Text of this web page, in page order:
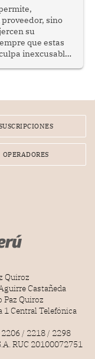
sino
su
que estas
inexcusable
greet con
OPERADORES
Quiroz
Castañeda
Paz Quiroz
1 Central Telefónica
/ 2218 / 2298
RUC 20100072751